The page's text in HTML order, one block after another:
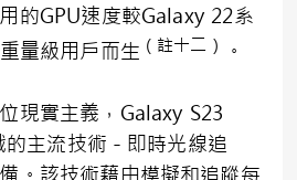
的GPU速度較Galaxy 22系
量級用戶而生 （註十二） 。
現實主義，Galaxy S23
主流技術－即時光線追
。該技術藉由模擬和追蹤每